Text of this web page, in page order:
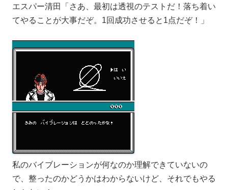
エスパー清田「さあ、最初は透視のテストだ！落ち着い
てやることが大事だぞ。1回成功させると1点だぞ！」
私のバイブレーションが何なのか理解できていないの
で、整ったのかどうかはわからないけど、それでもやる